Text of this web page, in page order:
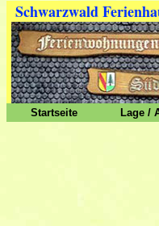
Schwarzwald
Startseite Lage /